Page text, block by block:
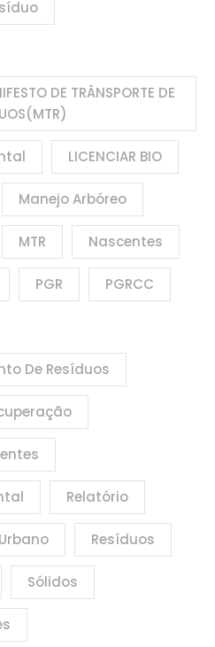
DE TRÂNSPORTE DE
LICENCIAR BIO
Manejo Arbóreo
MTR Nascentes
PGR PGRCC
De Resíduos
Relatório
Resíduos
Sólidos